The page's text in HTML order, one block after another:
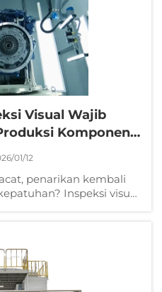
Visual Wajib
Komponen
01/12
penarikan kembali
Inspeksi visual